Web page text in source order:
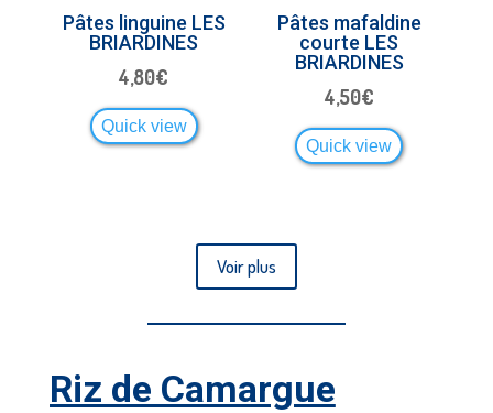
Pâtes linguine LES
BRIARDINES
4,80€
Quick view
Pâtes mafaldine
courte LES
BRIARDINES
4,50€
Quick view
Voir plus
Riz de Camargue